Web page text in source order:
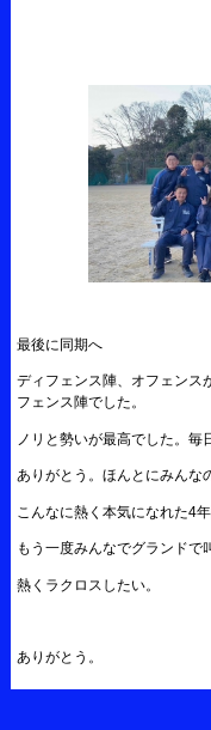
最後に同期へ
ディフェンス陣、オフェンス
フェンス陣でした。
ノリと勢いが最高でした。毎
ありがとう。ほんとにみんな
こんなに熱く本気になれた4
もう一度みんなでグランドで
熱くラクロスしたい。
ありがとう。